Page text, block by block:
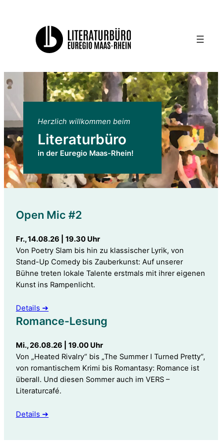
Herzlich willkommen beim
Literaturbüro
in der Euregio Maas-Rhein!
Open Mic #2
Fr., 14.08.26 | 19.30 Uhr
Von Poetry Slam bis hin zu klassischer Lyrik, von
Stand-Up Comedy bis Zauberkunst: Auf unserer
Bühne treten lokale Talente erstmals mit ihrer eigenen
Kunst ins Rampenlicht.
Details ➔
Romance-Lesung
Mi., 26.08.26 | 19.00 Uhr
Von „Heated Rivalry“ bis „The Summer I Turned Pretty“,
von romantischem Krimi bis Romantasy: Romance ist
überall. Und diesen Sommer auch im VERS –
Literaturcafé.
Details ➔